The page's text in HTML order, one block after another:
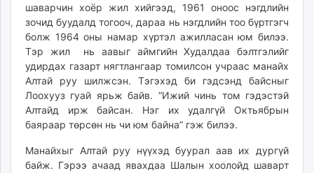
шаварчин хоёр жил хийгээд, 1961 оноос нэгдлийн
зочид буудалд тогооч, дараа нь нэгдлийн тоо бүртгэгч
болж 1964 оны намар хүртэл ажилласан юм билээ.
Тэр жил нь аавыг аймгийн Худалдаа бэлтгэлийг
удирдах газарт нягтлангаар томилсон учраас манайх
Алтай руу шилжсэн. Тэгэхэд би гэдсэнд байсныг
Лоохууз гуай ярьж байв. “Ижий чинь том гэдэстэй
Алтайд ирж байсан. Нэг их удалгүй Октьябрын
баяраар төрсөн нь чи юм байна” гэж билээ.
Манайхыг Алтай руу нүүхэд буурал аав их дургүй
байж. Гэрээ ачаад явахдаа Шалын хоолойд шаварт